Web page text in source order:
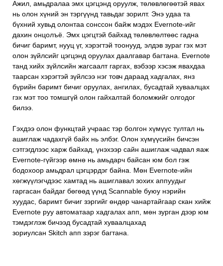
Ажил, амьдралаа эмх цэгцэнд оруулж, төлөвлөгөөтэй явах
нь олон хүний эн тэргүүнд тавьдаг зорилт. Энэ удаа та
бүхний хувьд олонтаа сонссон байж мэдэх Evernote-ийг
дахин онцолъё. Эмх цэгцтэй байхад төлөвлөлтөөс гадна
бичиг баримт, нууц үг, хэрэгтэй тоонууд, элдэв зураг гэх мэт
олон зүйлсийг цэгцэнд оруулах даалгавар багтана. Evernote
танд хийх зүйлсийн жагсаалт гаргах, вэбээр хэсэж явахдаа
таарсан хэрэгтэй зүйлсээ нэг товч дараад хадгалах, янз
бүрийн баримт бичиг оруулах, ангилах, бусадтай хуваалцах
гэх мэт тоо томшгүй олон гайхалтай боломжийг олгодог
билээ.
Гэхдээ олон функцтай учраас тэр болгон хүмүүс тултал нь
ашиглаж чадахгүй байх нь элбэг. Олон хүмүүсийн бичсэн
сэтгэгдлээс харж байхад, үнэхээр сайн ашиглаж чадвал яаж
Evernote-гүйгээр өмнө нь амьдарч байсан юм бол гэж
бодохоор амьдрал цэгцэрдэг байна. Мөн Evernote-ийн
хөгжүүлэгчдээс хамтад нь ашиглавал зохих аппуудыг
гаргасан байдаг бөгөөд үүнд Scannable буюу нэрийн
хуудас, баримт бичиг зэргийг өндөр чанартайгаар скан хийж
Evernote руу автоматаар хадгалах апп, мөн зурган дээр юм
тэмдэглэж бичээд бусадтай хуваалцахад
зориулсан Skitch апп зэрэг багтана.